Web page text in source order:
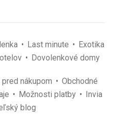
Last minute
Exotika
Dovolenkové domy
nákupom
Obchodné
Možnosti platby
Invia
blog